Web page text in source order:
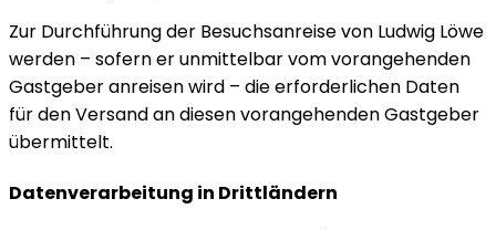
Zur Durchführung der Besuchsanreise von Ludwig Löwe
werden – sofern er unmittelbar vom vorangehenden
Gastgeber anreisen wird – die erforderlichen Daten
für den Versand an diesen vorangehenden Gastgeber
übermittelt.
Datenverarbeitung in Drittländern